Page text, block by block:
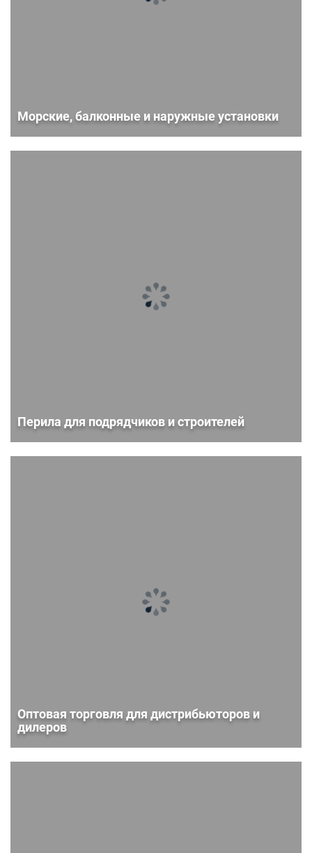
Морские, балконные и наружные установки
Перила для подрядчиков и строителей
Оптовая торговля для дистрибьюторов и
дилеров